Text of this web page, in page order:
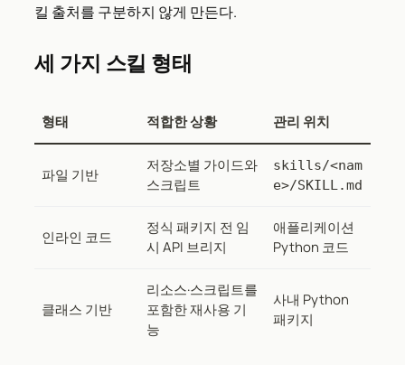
킬 출처를 구분하지 않게 만든다.
세 가지 스킬 형태
형태 적합한 상황 관리 위치
파일 기반
저장소별 가이드와
스크립트
skills/<nam
e>/SKILL.md
인라인 코드
정식 패키지 전 임
시 API 브리지
애플리케이션
Python 코드
클래스 기반
리소스·스크립트를
포함한 재사용 기
능
사내 Python
패키지